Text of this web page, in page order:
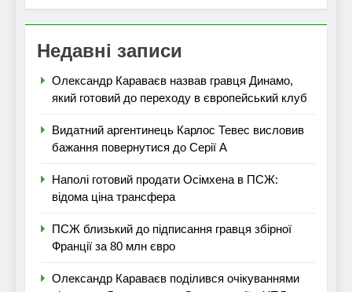
Недавні записи
Олександр Караваєв назвав гравця Динамо,
який готовий до переходу в європейський клуб
Видатний аргентинець Карлос Тевес висловив
бажання повернутися до Серії А
Наполі готовий продати Осімхена в ПСЖ:
відома ціна трансфера
ПСЖ близький до підписання гравця збірної
Франції за 80 млн євро
Олександр Караваєв поділився очікуваннями